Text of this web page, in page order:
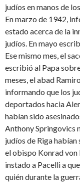
judíos en manos de
En marzo de 1942,
estado acerca de la
judíos. En mayo
Ese mismo mes, el
escribió al Papa
meses, el abad
informando que los
deportados hacia
habían sido
Anthony Springovics
judíos de Riga
el obispo Konrad von
instado a Pacelli a
quién durante la